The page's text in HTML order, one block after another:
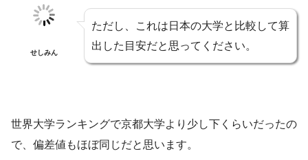
せしみん
ただし、これは日本の大学と比較して算
出した目安だと思ってください。
世界大学ランキングで京都大学より少し下くらいだったの
で、偏差値もほぼ同じだと思います。